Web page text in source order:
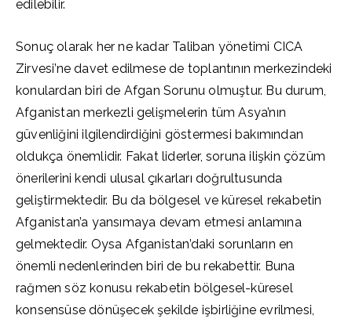
edilebilir.
Sonuç olarak her ne kadar Taliban yönetimi CICA
Zirvesi’ne davet edilmese de toplantının merkezindeki
konulardan biri de Afgan Sorunu olmuştur. Bu durum,
Afganistan merkezli gelişmelerin tüm Asya’nın
güvenliğini ilgilendirdiğini göstermesi bakımından
oldukça önemlidir. Fakat liderler, soruna ilişkin çözüm
önerilerini kendi ulusal çıkarları doğrultusunda
geliştirmektedir. Bu da bölgesel ve küresel rekabetin
Afganistan’a yansımaya devam etmesi anlamına
gelmektedir. Oysa Afganistan’daki sorunların en
önemli nedenlerinden biri de bu rekabettir. Buna
rağmen söz konusu rekabetin bölgesel-küresel
konsensüse dönüşecek şekilde işbirliğine evrilmesi,